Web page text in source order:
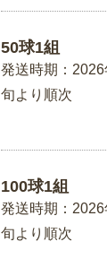
50球1組
発送時期：2026
旬より順次
100球1組
発送時期：2026
旬より順次